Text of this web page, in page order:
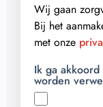
Wij gaan
Bij het
met onze
Ik ga
worden